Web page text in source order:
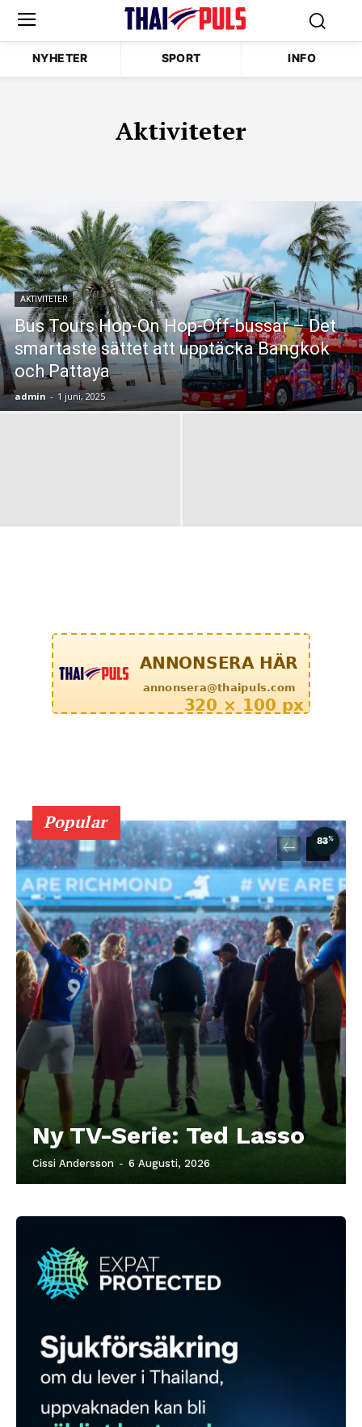
NYHETER SPORT INFO
Aktiviteter
AKTIVITETER
Bus Tours Hop-On Hop-Off-bussar – Det
smartaste sättet att upptäcka Bangkok
och Pattaya
admin - 1 juni, 2025
Popular
83%
Ny TV-Serie: Ted Lasso
Cissi Andersson - 6 Augusti, 2026